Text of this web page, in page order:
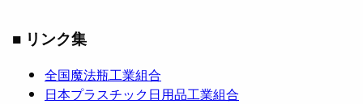
■ リンク集
全国魔法瓶工業組合
日本プラスチック日用品工業組合